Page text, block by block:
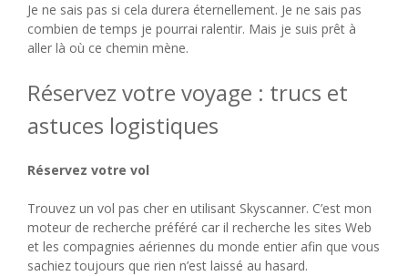
Je ne sais pas si cela durera éternellement. Je ne sais pas
combien de temps je pourrai ralentir. Mais je suis prêt à
aller là où ce chemin mène.
Réservez votre voyage : trucs et
astuces logistiques
Réservez votre vol
Trouvez un vol pas cher en utilisant Skyscanner. C’est mon
moteur de recherche préféré car il recherche les sites Web
et les compagnies aériennes du monde entier afin que vous
sachiez toujours que rien n’est laissé au hasard.